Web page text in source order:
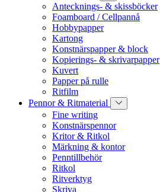
Antecknings- & skissböcker
Foamboard / Cellpannå
Hobbypapper
Kartong
Konstnärspapper & block
Kopierings- & skrivarpapper
Kuvert
Papper på rulle
Ritfilm
Pennor & Ritmaterial
Fine writing
Konstnärspennor
Kritor & Ritkol
Märkning & kontor
Penntillbehör
Ritkol
Ritverktyg
Skriva